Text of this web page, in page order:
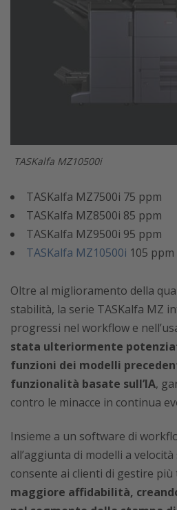
TASKalfa MZ10500i
TASKalfa MZ7500i 75 ppm
TASKalfa MZ8500i 85 ppm
TASKalfa MZ9500i 95 ppm
TASKalfa MZ10500i 105 ppm
Oltre al miglioramento della
stabilità, la serie TASKalfa MZ
progressi nel workflow e
stata ulteriormente
funzioni dei modelli
funzionalità basate sull’IA,
contro le minacce in continua
Insieme a un software di
all’aggiunta di modelli a
consente ai clienti di gestire
maggiore affidabilità,